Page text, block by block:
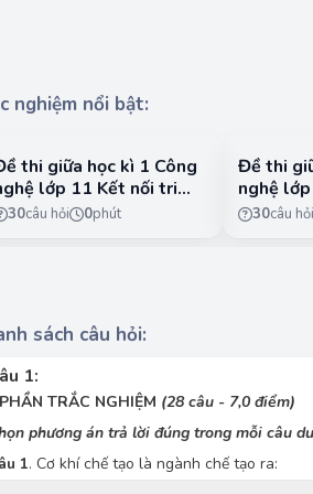
nghiệm nổi bật:
thi giữa học kì 1 Công
lớp 11 Kết nối tri
- Công nghệ chăn
30câu hỏi 0phút
Đề thi
nghệ
thức -
30câu hỏi
sách câu hỏi:
1:
TRẮC NGHIỆM (28 câu - 7,0 điểm)
phương án trả lời đúng trong mỗi câu
1. Cơ khí chế tạo là ngành chế tạo ra: